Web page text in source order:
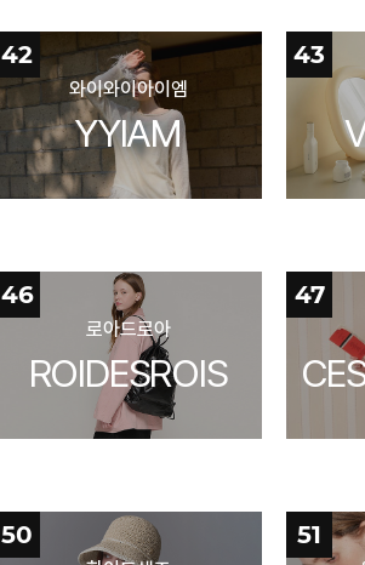
42
와이와이아이엠
YYIAM
43
46
로아드로아
ROIDESROIS
47
50 51